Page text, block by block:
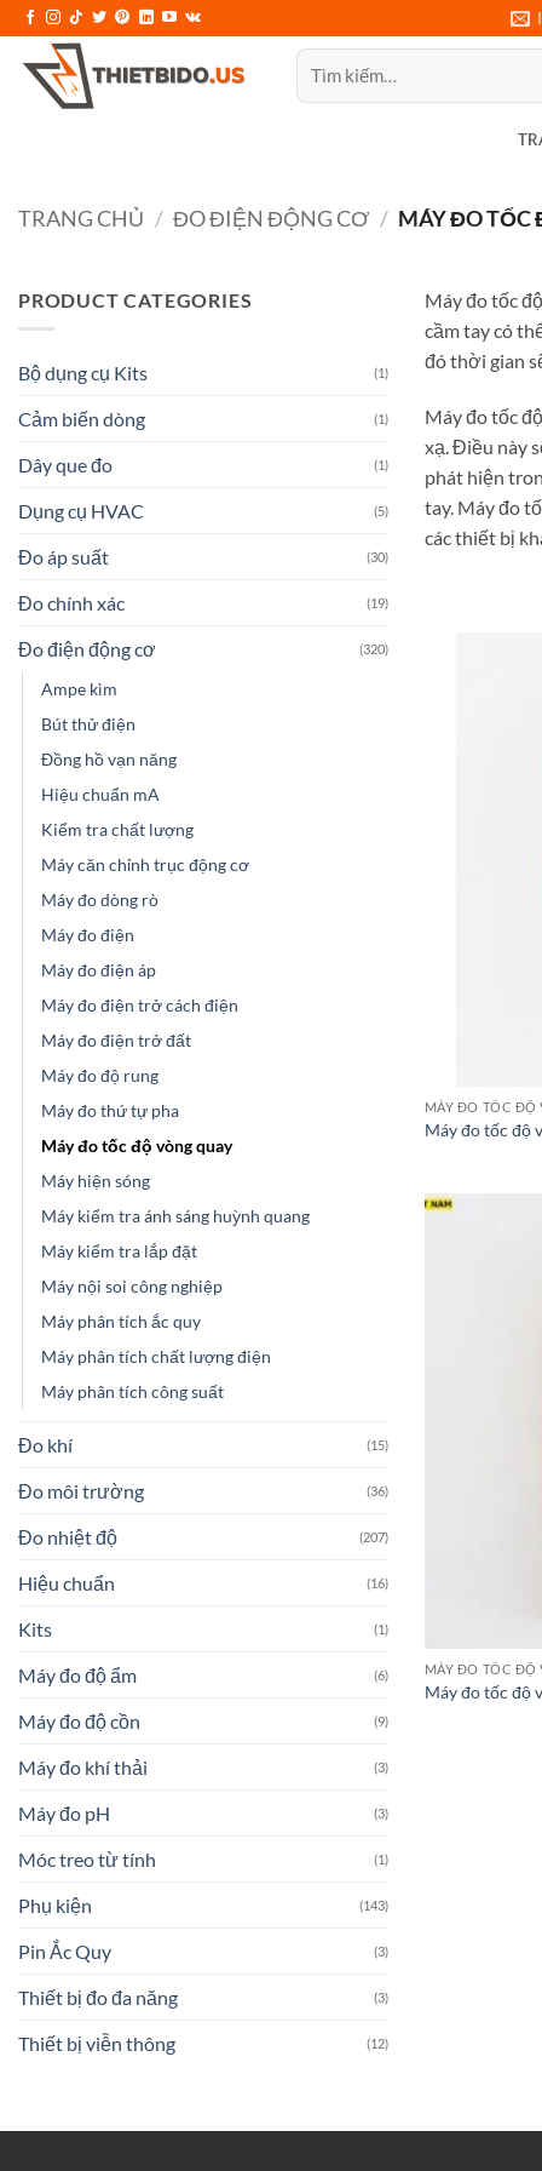
qua
nội
Tìm
kiếm:
TRANG CHỦ / ĐO ĐIỆN ĐỘNG CƠ / MÁY ĐO TỐC
PRODUCT CATEGORIES
Bộ dụng cụ Kits (1)
Cảm biến dòng (1)
Dây que đo (1)
Dụng cụ HVAC (5)
Đo áp suất (30)
Đo chính xác (19)
Đo điện động cơ (320)
Ampe kìm
Bút thử điện
Đồng hồ vạn năng
Hiệu chuẩn mA
Kiểm tra chất lượng
Máy căn chỉnh trục động cơ
Máy đo dòng rò
Máy đo điện
Máy đo điện áp
Máy đo điện trở cách điện
Máy đo điện trở đất
Máy đo độ rung
Máy đo thứ tự pha
Máy đo tốc độ vòng quay
Máy hiện sóng
Máy kiểm tra ánh sáng huỳnh quang
Máy kiểm tra lắp đặt
Máy nội soi công nghiệp
Máy phân tích ắc quy
Máy phân tích chất lượng điện
Máy phân tích công suất
Đo khí (15)
Đo môi trường (36)
Đo nhiệt độ (207)
Hiệu chuẩn (16)
Kits (1)
Máy đo độ ẩm (6)
Máy đo độ cồn (9)
Máy đo khí thải (3)
Máy đo pH (3)
Móc treo từ tính (1)
Phụ kiện (143)
Pin Ắc Quy (3)
Thiết bị đo đa năng (3)
Thiết bị viễn thông (12)
Máy đo tốc
cầm tay có
đó thời gian
Máy đo tốc
xạ. Điều này
phát hiện
tay. Máy đo
các thiết bị
MÁY ĐO TỐC ĐỘ
Máy đo tốc độ
MÁY ĐO TỐC ĐỘ
Máy đo tốc độ